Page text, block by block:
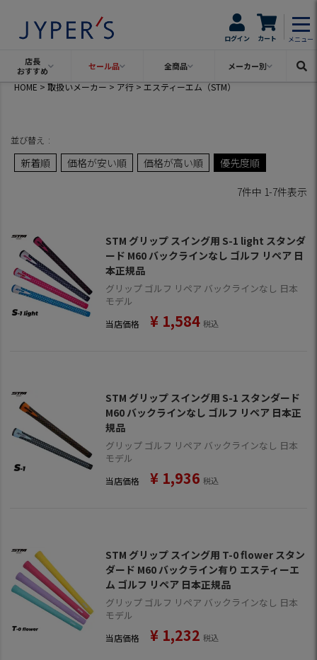
ログイン カート メニュー
店長
おすすめ
セール品 全商品 メーカー別
HOME 取扱いメーカー ア行 エスティーエム（STM）
並び替え
新着順 価格が安い順 価格が高い順 優先度順
7件中 1-7件表示
STM グリップ スイング用 S-1 light スタンダ
ード M60 バックラインなし ゴルフ リペア 日
本正規品
グリップ ゴルフ リペア バックラインなし 日本
モデル
当店価格 ¥ 1,584 税込
STM グリップ スイング用 S-1 スタンダード
M60 バックラインなし ゴルフ リペア 日本正
規品
グリップ ゴルフ リペア バックラインなし 日本
モデル
当店価格 ¥ 1,936 税込
STM グリップ スイング用 T-0 flower スタン
ダード M60 バックライン有り エスティーエ
ム ゴルフ リペア 日本正規品
グリップ ゴルフ リペア バックラインなし 日本
モデル
当店価格 ¥ 1,232 税込